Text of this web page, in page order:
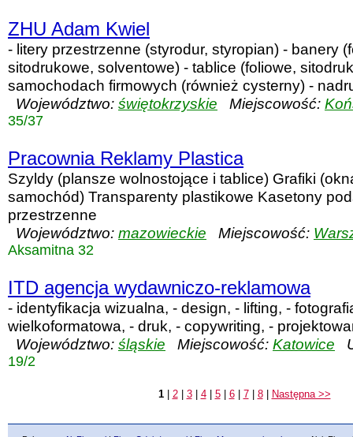
ZHU Adam Kwiel
- litery przestrzenne (styrodur, styropian) - banery
sitodrukowe, solventowe) - tablice (foliowe,
samochodach firmowych (również cysterny) -
Województwo: świętokrzyskie Miejscowość:
35/37
Pracownia Reklamy Plastica
Szyldy (plansze wolnostojące i tablice) Grafiki
samochód) Transparenty plastikowe Kasetony
przestrzenne
Województwo: mazowieckie Miejscowość:
Aksamitna 32
ITD agencja wydawniczo-reklamowa
- identyfikacja wizualna, - design, - lifting, -
wielkoformatowa, - druk, - copywriting, -
Województwo: śląskie Miejscowość: Katowice
19/2
1| 2| 3| 4| 5| 6| 7| 8| Następna >>